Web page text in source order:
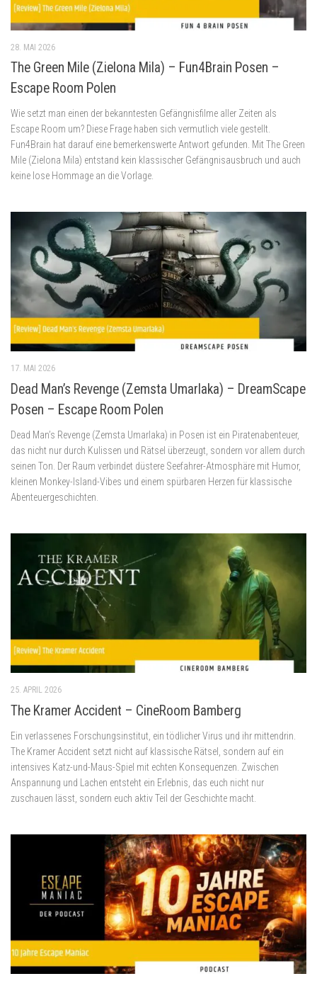
28. MAI 2026
The Green Mile (Zielona Mila) – Fun4Brain Posen –
Escape Room Polen
Wie setzt man einen der bekanntesten Gefängnisfilme aller Zeiten als
Escape Room um? Diese Frage haben sich vermutlich viele gestellt.
Fun4Brain hat darauf eine bemerkenswerte Antwort gefunden. Mit The Green
Mile (Zielona Mila) entstand kein klassischer Gefängnisausbruch und auch
keine lose Hommage an die Vorlage.
17. MAI 2026
Dead Man’s Revenge (Zemsta Umarlaka) – DreamScape
Posen – Escape Room Polen
Dead Man’s Revenge (Zemsta Umarlaka) in Posen ist ein Piratenabenteuer,
das nicht nur durch Kulissen und Rätsel überzeugt, sondern vor allem durch
seinen Ton. Der Raum verbindet düstere Seefahrer-Atmosphäre mit Humor,
kleinen Monkey-Island-Vibes und einem spürbaren Herzen für klassische
Abenteuergeschichten.
25. APRIL 2026
The Kramer Accident – CineRoom Bamberg
Ein verlassenes Forschungsinstitut, ein tödlicher Virus und ihr mittendrin.
The Kramer Accident setzt nicht auf klassische Rätsel, sondern auf ein
intensives Katz-und-Maus-Spiel mit echten Konsequenzen. Zwischen
Anspannung und Lachen entsteht ein Erlebnis, das euch nicht nur
zuschauen lässt, sondern euch aktiv Teil der Geschichte macht.